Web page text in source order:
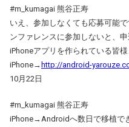
#m_kumagai 熊谷正寿
いえ、参加しなくても応募可能
ンファレンスに参加しないと、
iPhoneアプリを作られている皆様
iPhone→ http://android-
10月22日
#m_kumagai 熊谷正寿
iPhone→Androidへ数日で移植で